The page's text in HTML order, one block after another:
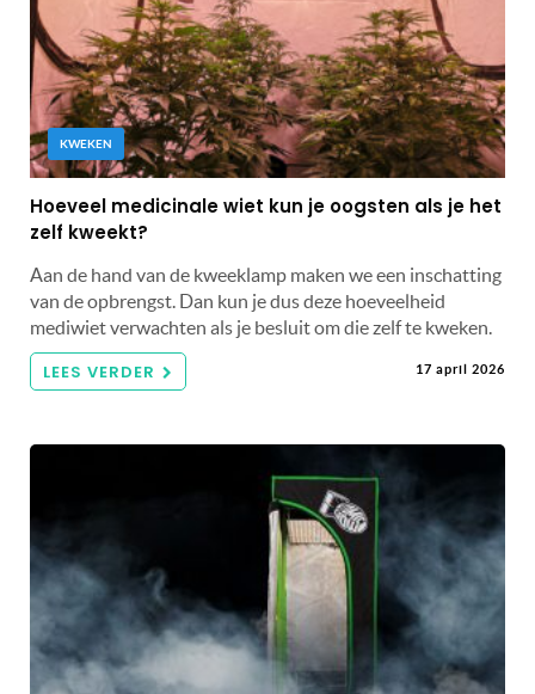
KWEKEN
Hoeveel medicinale wiet kun je oogsten als je het
zelf kweekt?
Aan de hand van de kweeklamp maken we een inschatting
van de opbrengst. Dan kun je dus deze hoeveelheid
mediwiet verwachten als je besluit om die zelf te kweken.
LEES VERDER 17 april 2026